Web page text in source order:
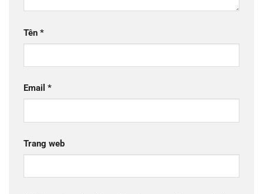
Tên *
Email *
Trang web